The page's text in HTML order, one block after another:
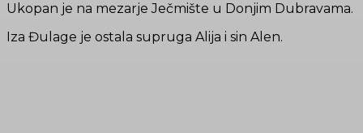
Ukopan je na mezarje Ječmište u Donjim Dubravama.
Iza Đulage je ostala supruga Alija i sin Alen.